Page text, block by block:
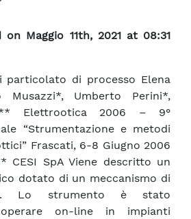
Maggio 11th, 2021 at 08:31
particolato di processo Elena
Musazzi*, Umberto Perini*,
Elettrootica 2006 – 9°
“Strumentazione e metodi
Frascati, 6-8 Giugno 2006
CESI SpA Viene descritto un
dotato di un meccanismo di
Lo strumento è stato
on-line in impianti